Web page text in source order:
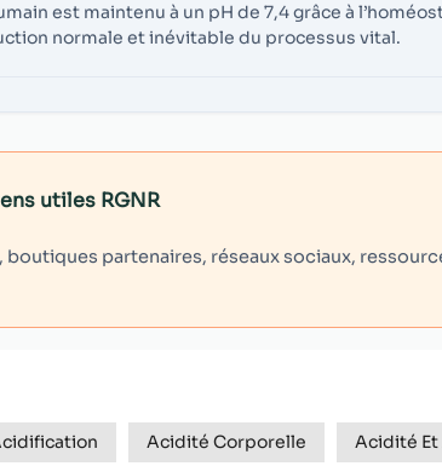
est maintenu à un pH de 7,4 grâce à
normale et inévitable du processus vital.
utiles RGNR
partenaires, réseaux sociaux,
Acidité Corporelle Acidité